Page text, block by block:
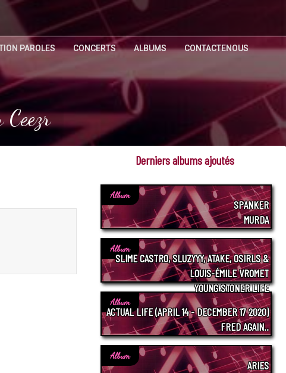
PAROLES CONCERTS ALBUMS CONTACTENOUS
Derniers albums ajoutés
Album
SPANKER
MURDA
Album
SLIME CASTRO, SLUZYYY, ATAKE, OSIRLS &
LOUIS-ÉMILE VROMET
YOUNG STONER LIFE
Album
ACTUAL LIFE (APRIL 14 - DECEMBER 17 2020)
FRED AGAIN..
Album
ARIES